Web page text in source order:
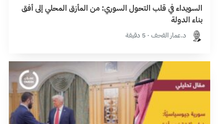
السويداء في قلب التحول السوري: من المأزق المحلي إلى أفق
بناء الدولة
د.عمار القحف · 5 دقيقة